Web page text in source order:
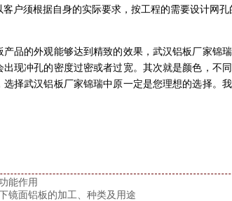
1 2
户须根据自身的实际要求，按工程的需要设计网孔
的外观能够达到精致的效果，武汉铝板厂家锦
出现冲孔的密度过密或者过宽。其次就是颜色，不
选择武汉铝板厂家锦瑞中原一定是您理想的选择。
能作用
镜面铝板的加工、种类及用途